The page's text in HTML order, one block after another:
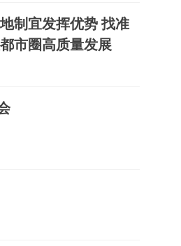
制宜发挥优势 找准
市圈高质量发展